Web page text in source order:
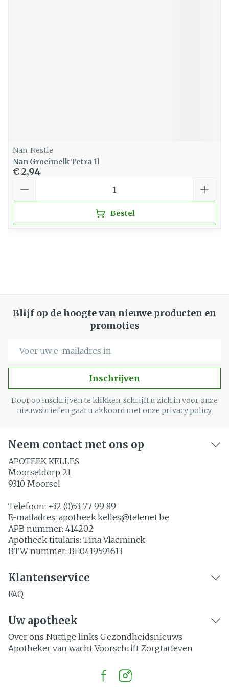
Nan, Nestle
Nan Groeimelk Tetra 1l
€ 2,94
Bestel
Blijf op de hoogte van nieuwe producten en
promoties
Inschrijven
Door op inschrijven te klikken, schrijft u zich in voor onze
nieuwsbrief en gaat u akkoord met onze privacy policy.
Neem contact met ons op
APOTEEK KELLES
Moorseldorp 21
9310 Moorsel
Telefoon: +32 (0)53 77 99 89
E-mailadres: apotheek.kelles@telenet.be
APB nummer: 414202
Apotheek titularis: Tina Vlaeminck
BTW nummer: BE0419591613
Klantenservice
FAQ
Uw apotheek
Over ons Nuttige links Gezondheidsnieuws
Apotheker van wacht Voorschrift Zorgtarieven